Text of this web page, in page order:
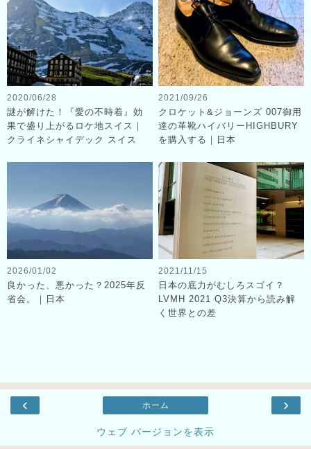
2020/06/28
謎が解けた！『愛の不時着』効
果で盛り上がるロケ地スイス｜
クライネシャイデック スイス
2021/09/26
クロケット&ジョーンズ 007御用
達の革靴ハイバリーHIGHBURY
を購入する｜日本
2026/01/02
良かった、悪かった？2025年反
省会。｜日本
2021/11/15
日本の底力がむしろスゴイ？
LVMH 2021 Q3決算から読み解
く世界との差
‹ ›
ホーム
ウェブ バージョンを表示